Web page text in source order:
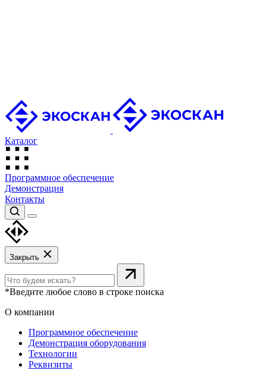
Каталог
Программное обеспечение
Демонстрация
Контакты
Закрыть
*Введите любое слово в строке поиска
О компании
Программное обеспечение
Демонстрация оборудования
Технологии
Реквизиты